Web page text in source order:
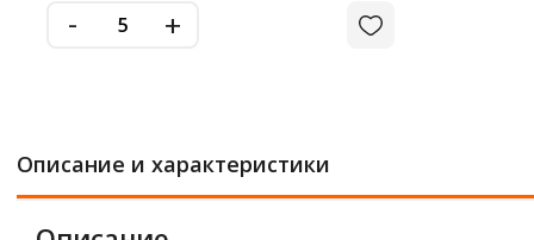
- +
Описание и характеристики